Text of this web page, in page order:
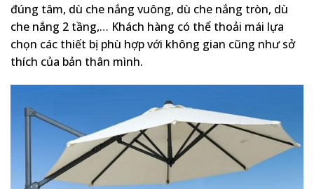
đúng tâm, dù che nắng vuông, dù che nắng tròn, dù
che nắng 2 tầng,… Khách hàng có thể thoải mái lựa
chọn các thiết bị phù hợp với không gian cũng như sở
thích của bản thân mình.